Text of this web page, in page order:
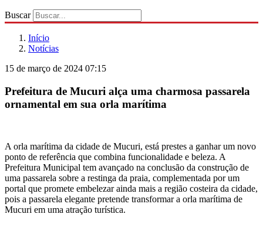
Buscar
Início
Notícias
15 de março de 2024 07:15
Prefeitura de Mucuri alça uma charmosa passarela
ornamental em sua orla marítima
A orla marítima da cidade de Mucuri, está prestes a ganhar um novo
ponto de referência que combina funcionalidade e beleza. A
Prefeitura Municipal tem avançado na conclusão da construção de
uma passarela sobre a restinga da praia, complementada por um
portal que promete embelezar ainda mais a região costeira da cidade,
pois a passarela elegante pretende transformar a orla marítima de
Mucuri em uma atração turística.